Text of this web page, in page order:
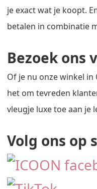
je exact wat je koopt.
betalen in combinatie
Bezoek ons
Of je nu onze winkel
het om tevreden
vleugje luxe toe aan je
Volg ons op